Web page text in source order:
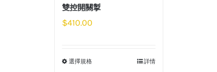
雙控開關掣
$410.00
選擇規格 詳情